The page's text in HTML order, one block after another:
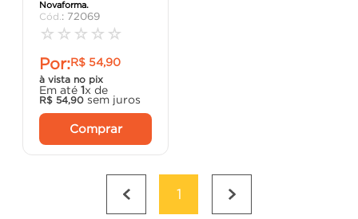
Novaforma.
: 72069
☆ ☆ ☆ ☆ ☆
Por:R$ 54,90
à vista no pix
Em até 1x de
R$ 54,90 sem juros
Comprar
1
porta
cimento
º cadeira